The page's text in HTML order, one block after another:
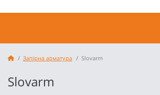
Запірна арматура Slovarm
Slovarm